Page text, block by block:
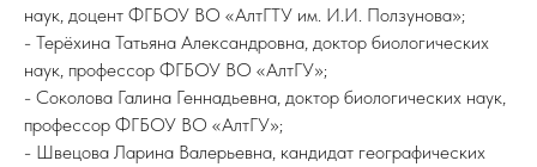
наук, доцент ФГБОУ ВО «АлтГТУ им. И.И. Ползунова»;
- Терёхина Татьяна Александровна, доктор биологических
наук, профессор ФГБОУ ВО «АлтГУ»;
- Соколова Галина Геннадьевна, доктор биологических наук,
профессор ФГБОУ ВО «АлтГУ»;
- Швецова Ларина Валерьевна, кандидат географических